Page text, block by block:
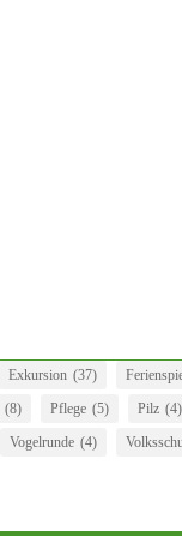
Exkursion (37)
(8) Pflege (5) Pilz (4)
Vogelrunde (4)